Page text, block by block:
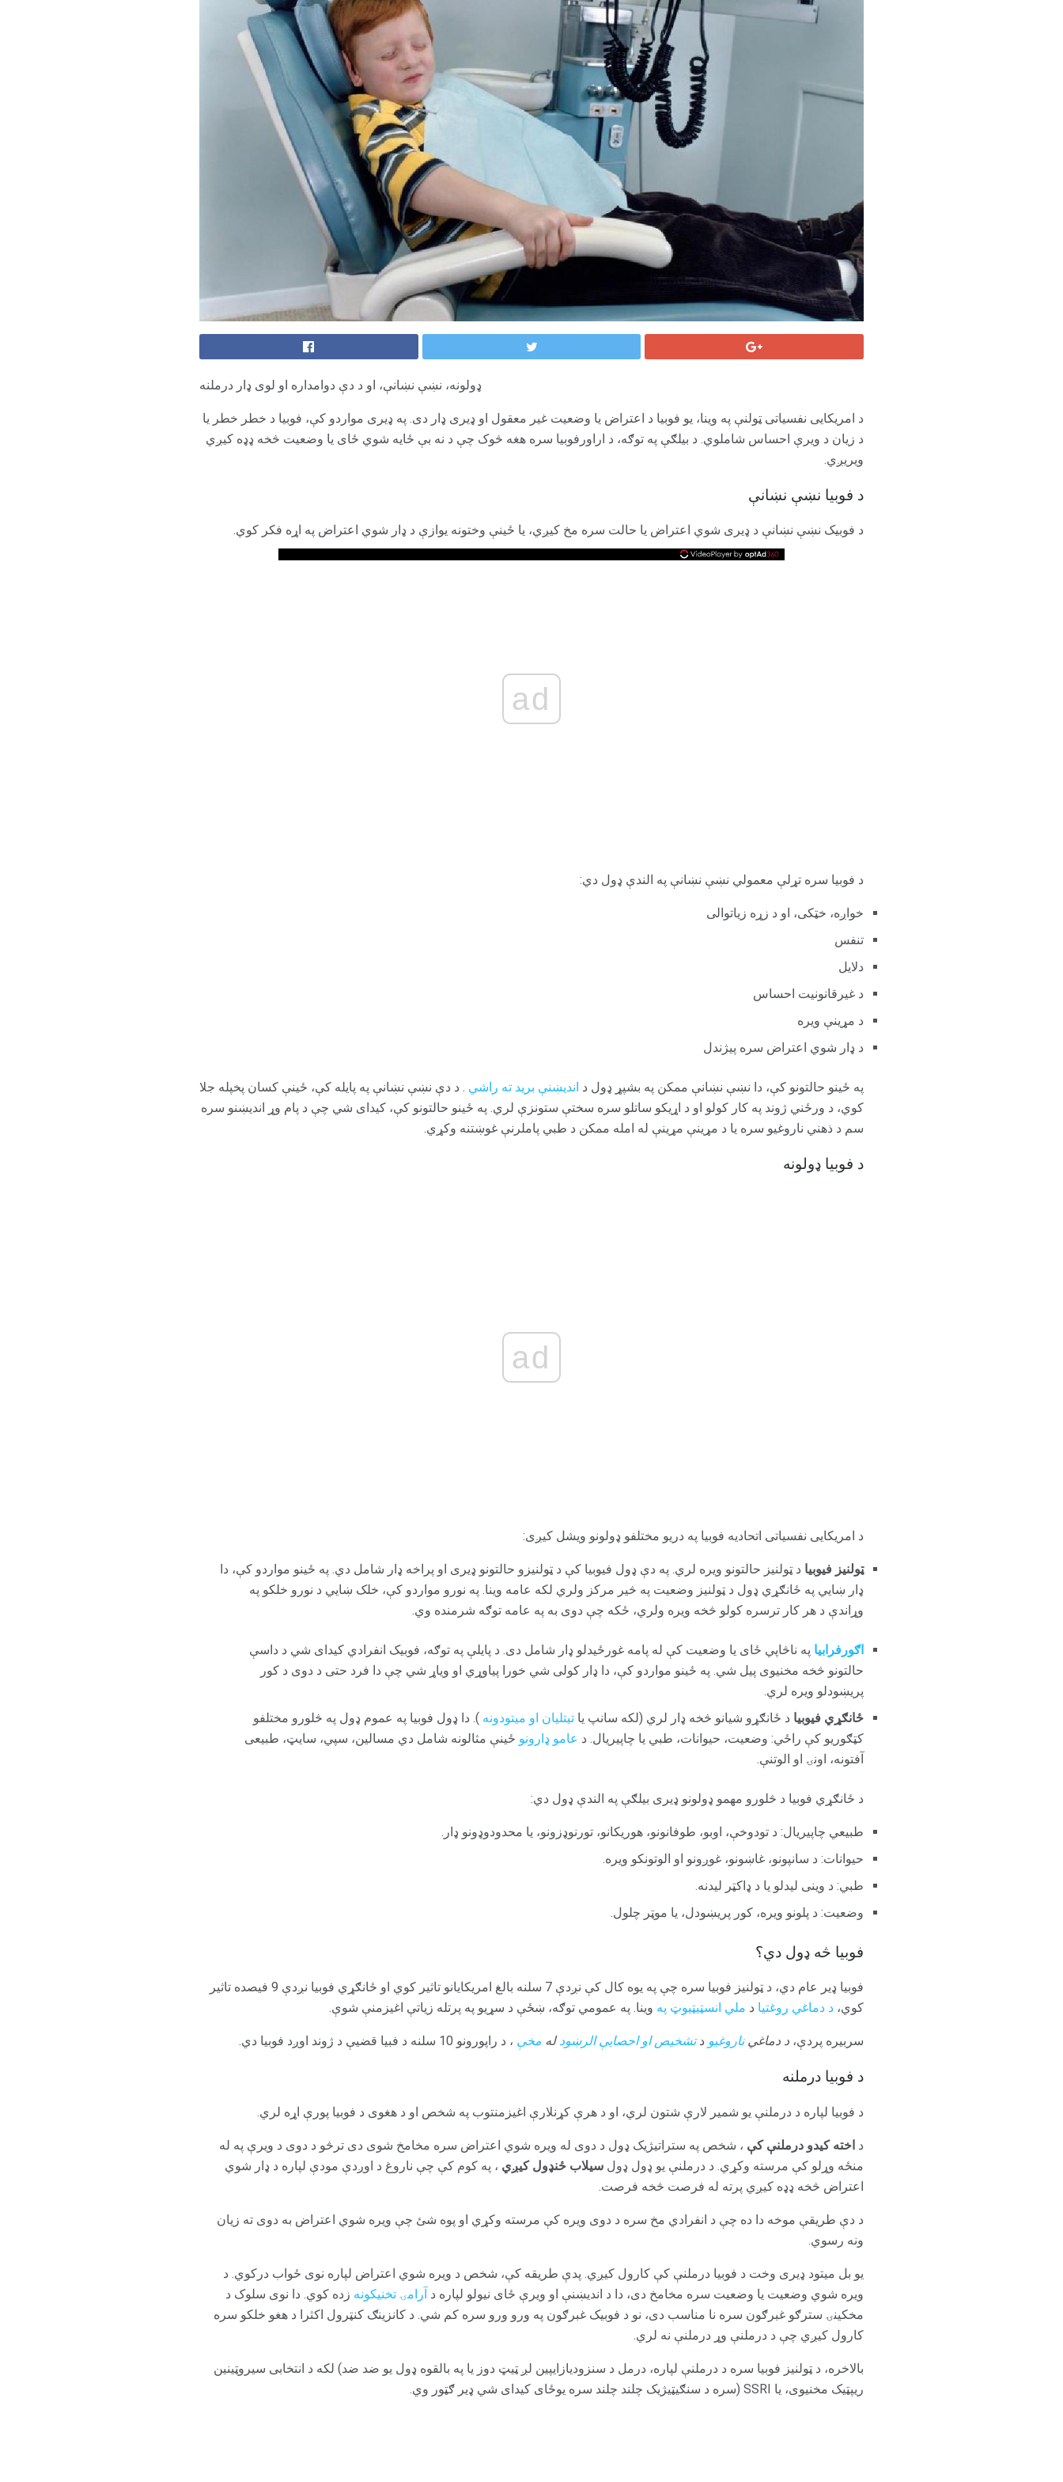
ډولونه، نښې نښانې، او د دې دوامداره او لوی ډار درملنه
د امریکایی نفسیاتی ټولنې په وینا، یو فوبیا د اعتراض یا وضعیت غیر معقول او ډیری ډار دی. په ډیری مواردو کې، فوبیا د خطر خطر یا
د زیان د ویرې احساس شاملوي. د بیلګې په توګه، د اراورفوبیا سره هغه څوک چې د نه بې ځایه شوي ځای یا وضعیت څخه ډډه کیږي
ويریږي.
د فوبیا نښې نښانې
د فوبیک نښې نښانې د ډیری شوي اعتراض یا حالت سره مخ کیږي، یا ځینې وختونه یوازې د ډار شوي اعتراض په اړه فکر کوي.
ad
د فوبیا سره تړلې معمولي نښې نښانې په الندې ډول دي:
خواږه، خټکی، او د زړه زیاتوالی
تنفس
دلایل
د غیرقانونیت احساس
د مړینې ویره
د ډار شوي اعتراض سره پیژندل
په ځینو حالتونو کې، دا نښې نښانې ممکن په بشپړ ډول د اندیښنې برید ته راشي . د دې نښې نښانې په پایله کې، ځینې کسان پخپله جلا
کوي، د ورځني ژوند په کار کولو او د اړیکو ساتلو سره سختې ستونزې لري. په ځینو حالتونو کې، کیدای شي چې د پام وړ اندیښنو سره
سم د ذهني ناروغیو سره یا د مړینې مړینې له امله ممکن د طبي پاملرنې غوښتنه وکړي.
د فوبیا ډولونه
ad
د امریکایی نفسیاتی اتحادیه فوبیا په دریو مختلفو ډولونو ویشل کیږی:
ټولنیز فیوبیا د ټولنیز حالتونو ویره لري. په دې ډول فیوبیا کې د ټولنیزو حالتونو ډیری او پراخه ډار شامل دي. په ځینو مواردو کې، دا
ډار ښايي په ځانګړي ډول د ټولنیز وضعیت په څیر مرکز ولري لکه عامه وینا. په نورو مواردو کې، خلک ښايي د نورو خلکو په
وړاندې د هر کار ترسره کولو څخه ویره ولري، ځکه چې دوی به په عامه توګه شرمنده وي.
اګورفرابیا په ناڅاپي ځای یا وضعیت کې له پامه غورځیدلو ډار شامل دی. د پایلې په توګه، فوبیک انفرادي کیدای شي د داسې
حالتونو څخه مخنیوی پیل شي. په ځینو مواردو کې، دا ډار کولی شي خورا پیاوړي او ویاړ شي چې دا فرد حتی د دوی د کور
پریښودلو ویره لري.
ځانګړي فیوبیا د ځانګړو شیانو څخه ډار لري (لکه سانپ یا تیتلیان او میتودونه ). دا ډول فوبیا په عموم ډول په څلورو مختلفو
کټګوریو کې راځي: وضعیت، حيوانات، طبي یا چاپیریال. د عامو ډارونو ځینې ​​مثالونه شامل دي مسالین، سپي، سایټ، طبیعی
آفتونه، اونۍ او الوتنې.
د ځانګړي فوبیا د څلورو مهمو ډولونو ډیری بیلګې په الندې ډول دي:
طبیعي چاپیریال: د تودوخې، اوبو، طوفانونو، هوریکانو، تورنوډزونو، یا محدودوډونو ډار.
حيوانات: د سانپونو، غاښونو، غوږونو او الوتونکو ويره.
طبي: د وینی لیدلو یا د ډاکټر لیدنه.
وضعیت: د پلونو ویره، کور پریښودل، یا موټر چلول.
فوبیا څه ډول دي؟
فوبیا ډیر عام دي، د ټولنیز فوبیا سره چې په یوه کال کې نږدې 7 سلنه بالغ امریکایانو تاثیر کوي او ځانګړي فوبیا نږدې 9 فیصده تاثیر
کوي، د دماغي روغتیا د ملي انسټیټیوټ په وینا. په عمومي توګه، ښځې د سړیو په پرتله زیاتې اغیزمنې شوې.
سربيره پردې، د دماغيناروغيو دتشخيص او احصايې الرښودله مخې ، د راپورونو 10 سلنه د فبيا قضيې د ژوند اوږد فوبيا دي.
د فوبیا درملنه
د فوبیا لپاره د درملنې یو شمیر لارې شتون لري، او د هرې کړنلارې اغیزمنتوب په شخص او د هغوی د فوبیا پورې اړه لري.
د اخته کیدو درملنې کې ، شخص په ستراتیژیک ډول د دوی له ویره شوي اعتراض سره مخامخ شوی دی ترڅو د دوی د ویرې په له
منځه وړلو کې مرسته وکړي. د درملنې یو ډول ډول سیلاب ځنډول کیږي ، په کوم کې چې ناروغ د اوږدې مودې لپاره د ډار شوي
اعتراض څخه ډډه کیږي پرته له فرصت څخه فرصت.
د دې طریقې موخه دا ده چې د انفرادي مخ سره د دوی ویره کې مرسته وکړي او پوه شئ چې ویره شوي اعتراض به دوی ته زیان
ونه رسوي.
یو بل میتود ډیری وخت د فوبیا درملنې کې کارول کیږي. پدې طریقه کې، شخص د ویره شوي اعتراض لپاره نوی ځواب درکوي. د
ویره شوي وضعیت یا وضعیت سره مخامخ دی، دا د اندیښنې او ویرې ځای نیولو لپاره د آرامۍ تخنیکونه زده کوي. دا نوی سلوک د
مخکینۍ سترګو غبرګون سره نا مناسب دی، نو د فوبیک غبرګون په ورو ورو سره کم شي. د کانزینګ کنټرول اکثرا د هغو خلکو سره
کارول کیږي چې د درملنې وړ درملنې نه لري.
بالاخره، د ټولنیز فوبیا سره د درملنې لپاره، درمل د سنزودیازایپین لږ ټیټ دوز یا په بالقوه ډول یو ضد ضد) لکه د انتخابی سیروټینین
ریپټیک مخنیوی، یا SSRI (سره د سنګیټیژیک چلند چلند سره یوځای کیدای شي ډیر ګټور وي.